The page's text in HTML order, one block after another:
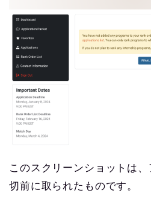
このスクリーンショットは
切前に取られたものです。